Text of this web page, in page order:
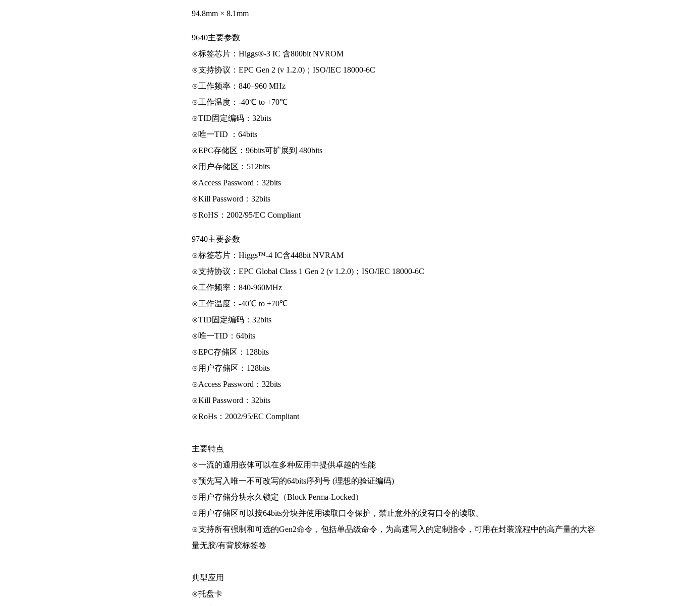
94.8mm × 8.1mm
9640主要参数
⊙标签芯片：Higgs®-3 IC 含800bit NVROM
⊙支持协议：EPC Gen 2 (v 1.2.0)；ISO/IEC 18000-6C
⊙工作频率：840–960 MHz
⊙工作温度：-40℃ to +70℃
⊙TID固定编码：32bits
⊙唯一TID ：64bits
⊙EPC存储区：96bits可扩展到 480bits
⊙用户存储区：512bits
⊙Access Password：32bits
⊙Kill Password：32bits
⊙RoHS：2002/95/EC Compliant
9740主要参数
⊙标签芯片：Higgs™-4 IC含448bit NVRAM
⊙支持协议：EPC Global Class 1 Gen 2 (v 1.2.0)；ISO/IEC 18000-6C
⊙工作频率：840-960MHz
⊙工作温度：-40℃ to +70℃
⊙TID固定编码：32bits
⊙唯一TID：64bits
⊙EPC存储区：128bits
⊙用户存储区：128bits
⊙Access Password：32bits
⊙Kill Password：32bits
⊙RoHs：2002/95/EC Compliant
主要特点
⊙一流的通用嵌体可以在多种应用中提供卓越的性能
⊙预先写入唯一不可改写的64bits序列号 (理想的验证编码)
⊙用户存储分块永久锁定（Block Perma-Locked）
⊙用户存储区可以按64bits分块并使用读取口令保护，禁止意外的没有口令的读取。
⊙支持所有强制和可选的Gen2命令，包括单品级命令，为高速写入的定制指令，可用在封装流程中的高产量的大容
量无胶/有背胶标签卷
典型应用
⊙托盘卡